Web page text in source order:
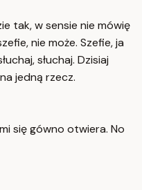
tak, w sensie nie mówię
nie może. Szefie, ja
słuchaj. Dzisiaj
jedną rzecz.
się gówno otwiera. No